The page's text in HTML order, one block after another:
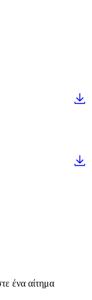
ένα αίτημα